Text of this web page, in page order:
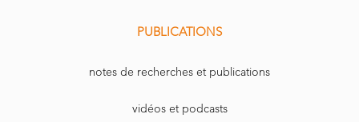
PUBLICATIONS
notes de recherches et publications
vidéos et podcasts